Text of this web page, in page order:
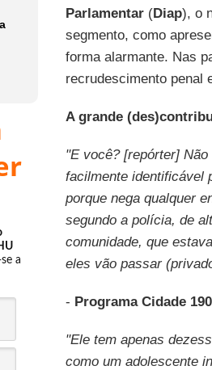
a
Parlamentar(Diap), o
segmento, como
forma alarmante. Nas
recrudescimento penal
A grande
"E você? [repórter]
facilmente identificável
porque nega qualquer
segundo a polícia, de
comunidade, que
eles vão passar
- Programa Cidade 190
"Ele tem apenas
como um adolescente